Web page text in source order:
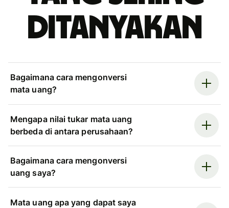
ditanyakan
Bagaimana cara mengonversi
mata uang?
Mengapa nilai tukar mata uang
berbeda di antara perusahaan?
Bagaimana cara mengonversi
uang saya?
Mata uang apa yang dapat saya